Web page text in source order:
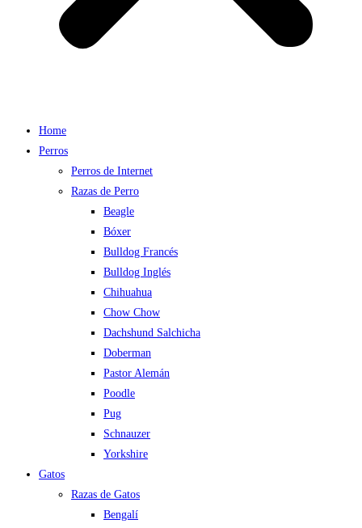
Home
Perros
Perros de Internet
Razas de Perro
Beagle
Bóxer
Bulldog Francés
Bulldog Inglés
Chihuahua
Chow Chow
Dachshund Salchicha
Doberman
Pastor Alemán
Poodle
Pug
Schnauzer
Yorkshire
Gatos
Razas de Gatos
Bengalí